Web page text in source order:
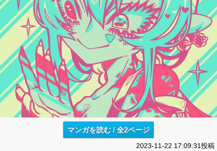
マンガを読む / 全2ページ
2023-11-22 17:09:31投稿